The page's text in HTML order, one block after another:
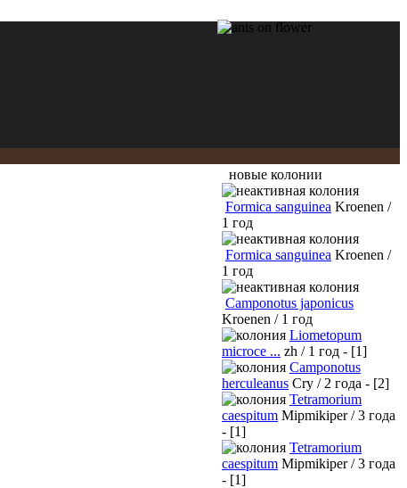
новые колонии
Formica sanguinea Kroenen /
1 год
Formica sanguinea Kroenen /
1 год
Camponotus japonicus
Kroenen / 1 год
Liometopum
microce ... zh / 1 год - [1]
Camponotus
herculeanus Cry / 2 года - [2]
Tetramorium
caespitum Mipmikiper / 3 года
- [1]
Tetramorium
caespitum Mipmikiper / 3 года
- [1]